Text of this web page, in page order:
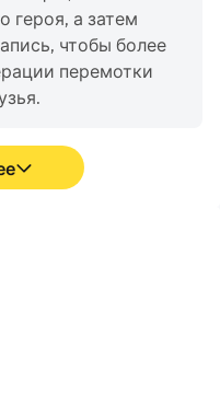
героя, а затем
чтобы более
перемотки